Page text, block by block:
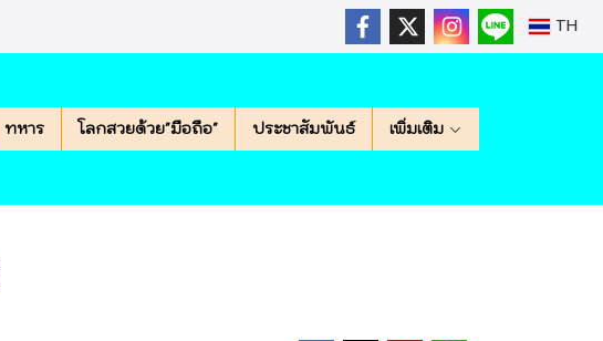
TH
ทหาร โลกสวยด้วย"มือถือ" ประชาสัมพันธ์ เพิ่มเติม